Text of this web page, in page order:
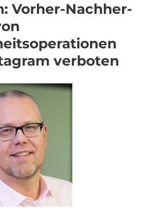
Vorher-Nachher-
verboten